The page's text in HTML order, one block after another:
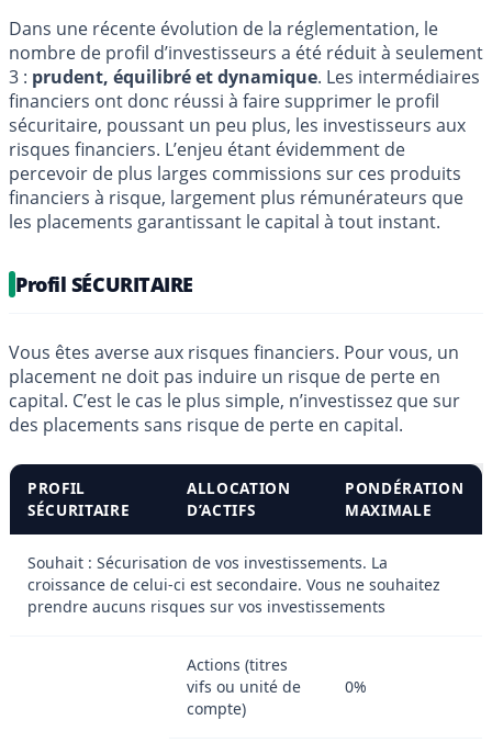
Dans une récente évolution de la réglementation, le
nombre de profil d’investisseurs a été réduit à seulement
3 : prudent, équilibré et dynamique. Les intermédiaires
financiers ont donc réussi à faire supprimer le profil
sécuritaire, poussant un peu plus, les investisseurs aux
risques financiers. L’enjeu étant évidemment de
percevoir de plus larges commissions sur ces produits
financiers à risque, largement plus rémunérateurs que
les placements garantissant le capital à tout instant.
Profil SÉCURITAIRE
Vous êtes averse aux risques financiers. Pour vous, un
placement ne doit pas induire un risque de perte en
capital. C’est le cas le plus simple, n’investissez que sur
des placements sans risque de perte en capital.
PROFIL
SÉCURITAIRE
ALLOCATION
D’ACTIFS
PONDÉRATION
MAXIMALE
Souhait : Sécurisation de vos investissements. La
croissance de celui-ci est secondaire. Vous ne souhaitez
prendre aucuns risques sur vos investissements
Actions (titres
vifs ou unité de
compte)
0%